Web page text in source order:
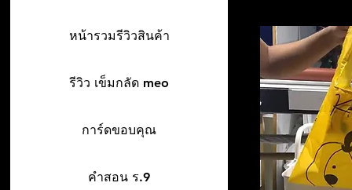
หน้ารวมรีวิวสินค้า
รีวิว เข็มกลัด meo
การ์ดขอบคุณ
คำสอน ร.9